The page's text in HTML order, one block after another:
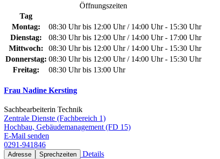
Öffnungszeiten
Tag
Montag:
08:30 Uhr bis 12:00 Uhr / 14:00 Uhr - 15:30 Uhr
Dienstag:
08:30 Uhr bis 12:00 Uhr / 14:00 Uhr - 17:00 Uhr
Mittwoch:
08:30 Uhr bis 12:00 Uhr / 14:00 Uhr - 15:30 Uhr
Donnerstag: 08:30 Uhr bis 12:00 Uhr / 14:00 Uhr - 15:30 Uhr
Freitag:
08:30 Uhr bis 13:00 Uhr
Frau Nadine Kersting
Sachbearbeiterin Technik
Zentrale Dienste (Fachbereich 1)
Hochbau, Gebäudemanagement (FD 15)
E-Mail senden
0291-941846
Adresse Sprechzeiten Details